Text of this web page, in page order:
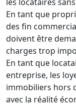
En tant que
des fin
doivent être
charges trop
En tant que
entreprise, les
immobiliers hors
avec la réalité